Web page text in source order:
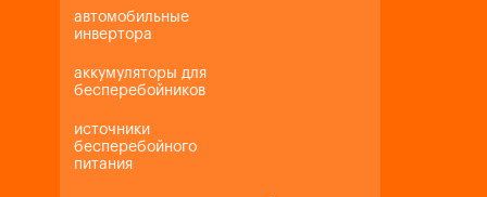
автомобильные
инвертора
аккумуляторы для
бесперебойников
источники
бесперебойного
питания